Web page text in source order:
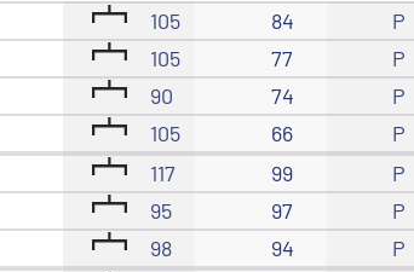
105 84
P
105 77
P
90 74
P
105 66 P
117 99
P
95 97
P
98 94 P